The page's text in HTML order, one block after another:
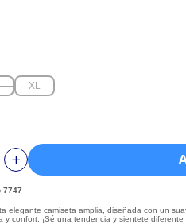
XL
7747
elegante camiseta amplia, diseñada con un
y confort. ¡Sé una tendencia y sientete